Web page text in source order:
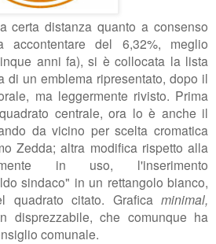
certa distanza quanto a consenso
accontentare del 6,32%, meglio
anni fa), si è collocata la lista
di un emblema ripresentato, dopo il
ma leggermente rivisto. Prima
centrale, ora lo è anche il
da vicino per scelta cromatica
Zedda; altra modifica rispetto alla
in uso, l'inserimento
sindaco" in un rettangolo bianco,
quadrato citato. Grafica minimal,
disprezzabile, che comunque ha
comunale.